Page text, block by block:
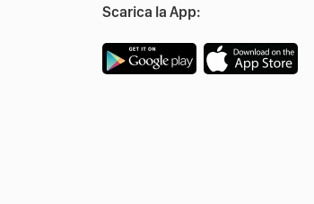
Scarica la App: